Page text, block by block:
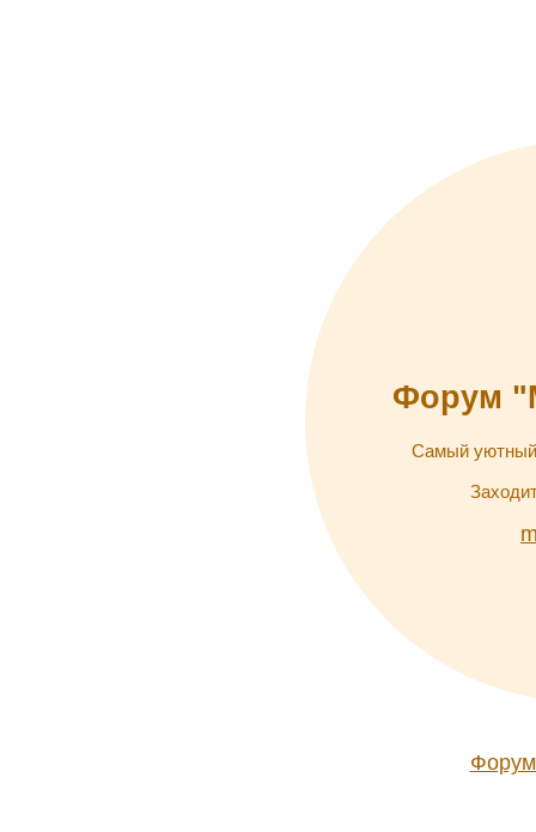
Форум
Самый